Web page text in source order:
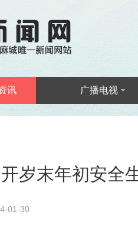
讯 广播电视
岁末年初安全
01-30